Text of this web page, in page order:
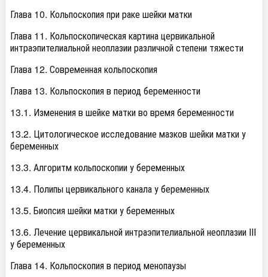
Глава 10. Кольпоскопия при раке шейки матки
Глава 11. Кольпоскопическая картина цервикальной
интраэпителиальной неоплазии различной степени тяжести
Глава 12. Современная кольпоскопия
Глава 13. Кольпоскопия в период беременности
13.1. Изменения в шейке матки во время беременности
13.2. Цитологическое исследование мазков шейки матки у
беременных
13.3. Алгоритм кольпоскопии у беременных
13.4. Полипы цервикального канала у беременных
13.5. Биопсия шейки матки у беременных
13.6. Лечение цервикальной интраэпителиальной неоплазии III
у беременных
Глава 14. Кольпоскопия в период менопаузы